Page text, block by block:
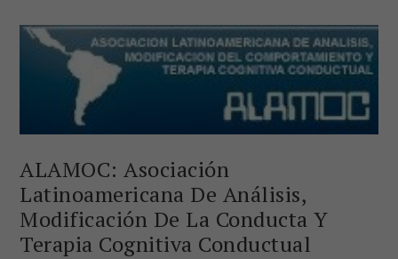
ALAMOC: Asociación
Latinoamericana De Análisis,
Modificación De La Conducta Y
Terapia Cognitiva Conductual